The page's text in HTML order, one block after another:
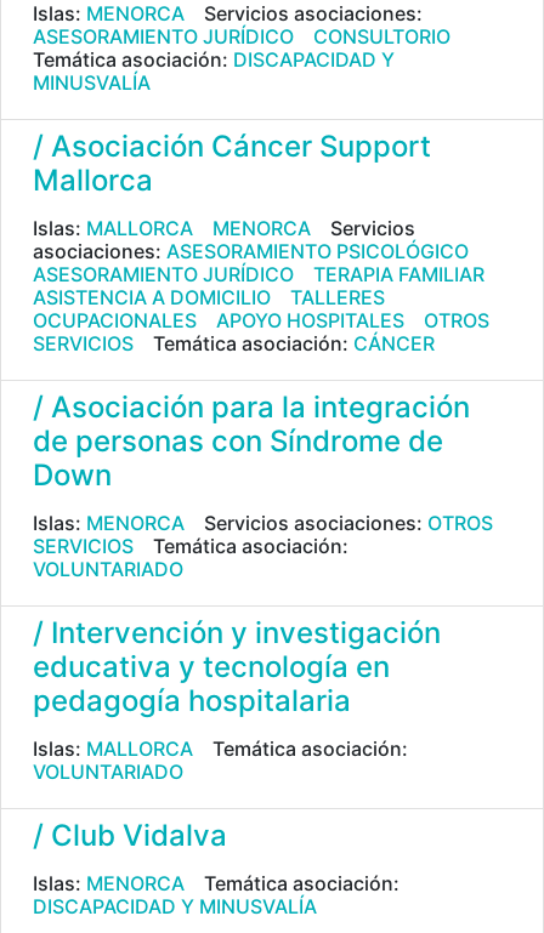
Islas: MENORCA
Servicios asociaciones:
ASESORAMIENTO JURÍDICO
CONSULTORIO
Temática asociación: DISCAPACIDAD Y
MINUSVALÍA
/ Asociación Cáncer Support
Mallorca
Islas: MALLORCA MENORCA
Servicios
asociaciones: ASESORAMIENTO PSICOLÓGICO
ASESORAMIENTO JURÍDICO
TERAPIA FAMILIAR
ASISTENCIA A DOMICILIO
TALLERES
OCUPACIONALES
APOYO HOSPITALES
OTROS
SERVICIOS
Temática asociación: CÁNCER
/ Asociación para la integración
de personas con Síndrome de
Down
Islas: MENORCA Servicios asociaciones: OTROS
SERVICIOS
Temática asociación:
VOLUNTARIADO
/ Intervención y investigación
educativa y tecnología en
pedagogía hospitalaria
Islas: MALLORCA
Temática asociación:
VOLUNTARIADO
/ Club Vidalva
Islas: MENORCA
Temática asociación:
DISCAPACIDAD Y MINUSVALÍA